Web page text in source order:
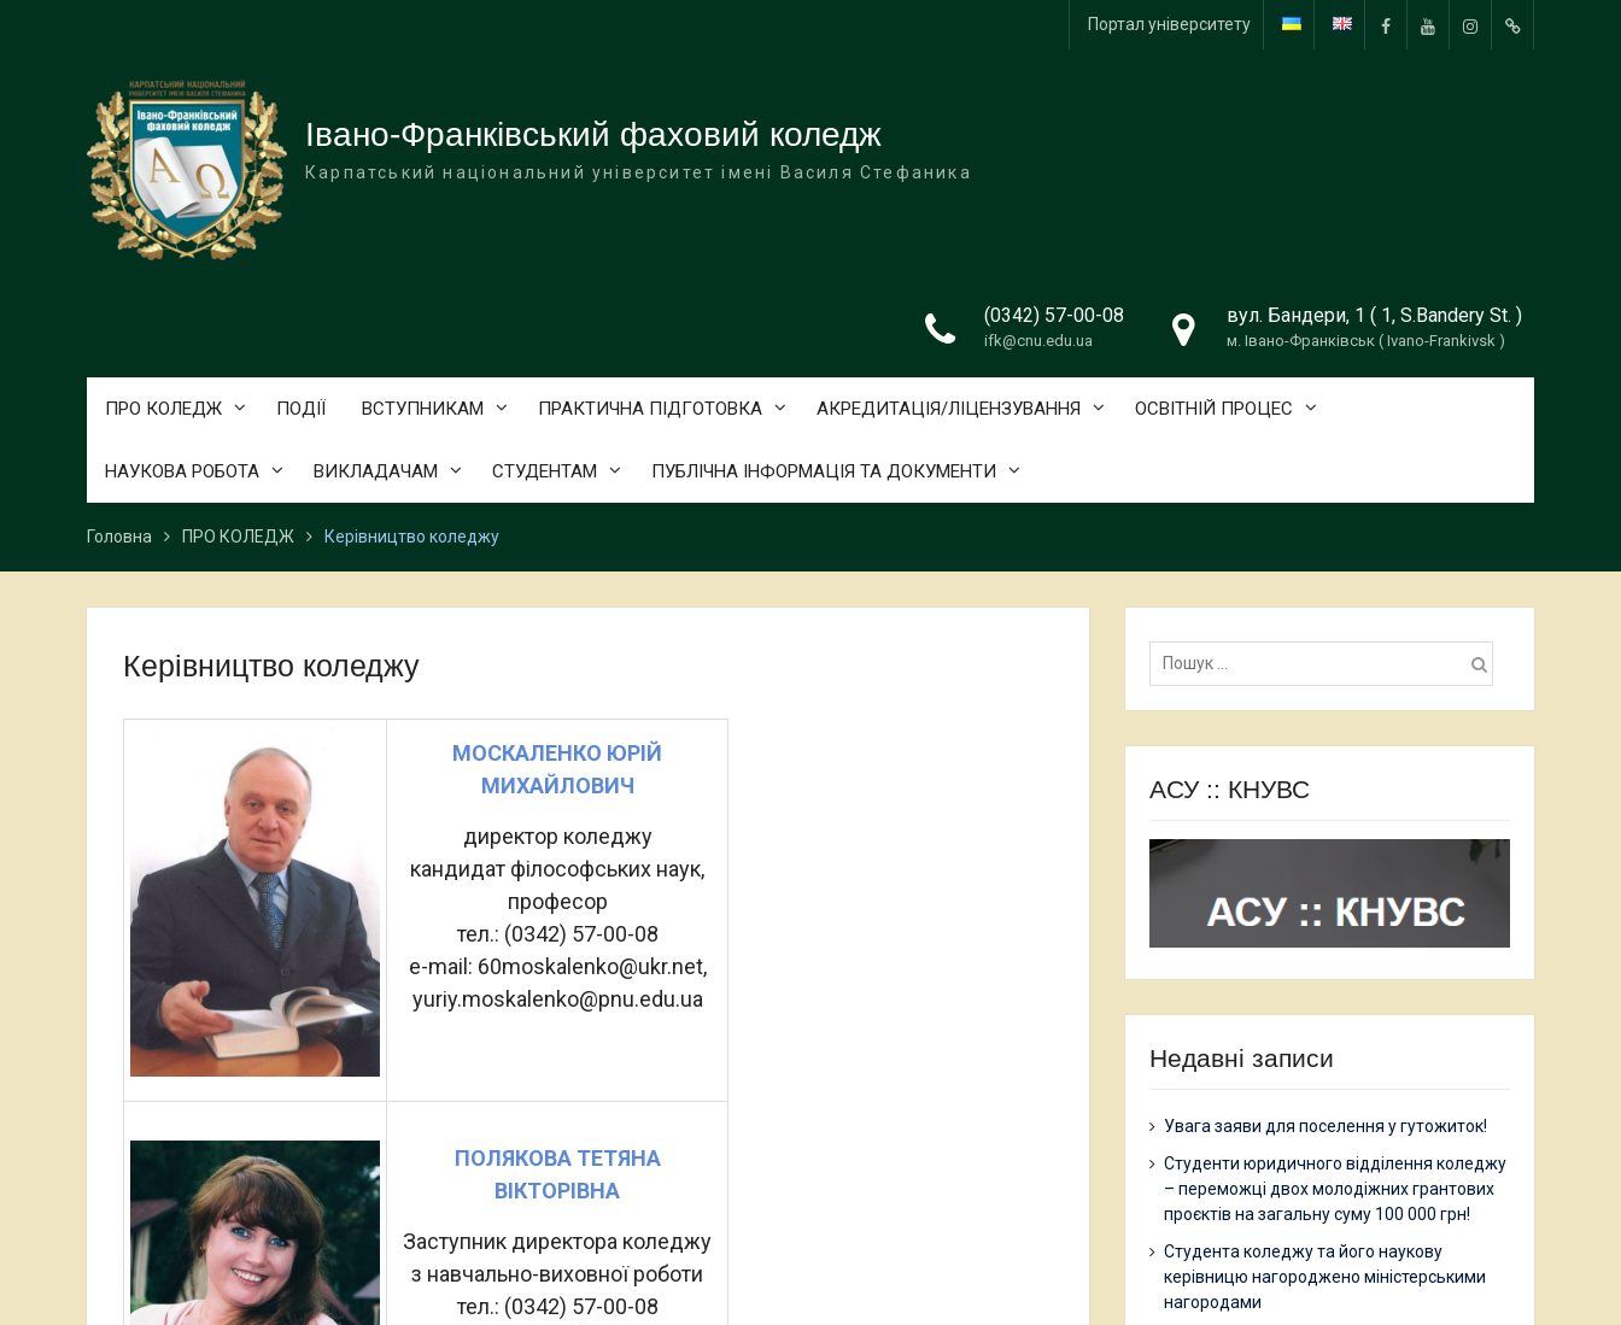
FacebookYouTubeInstagramTikTok
Портал університету
Івано-Франківський фаховий коледж
Карпатський національний університет імені Василя Стефаника
(0342) 57-00-08
ifk@cnu.edu.ua
вул. Бандери, 1 ( 1, S.Bandery St. )
м. Івано-Франківськ ( Ivano-Frankivsk )
ПРО КОЛЕДЖ ПОДІЇ ВСТУПНИКАМ ПРАКТИЧНА ПІДГОТОВКА АКРЕДИТАЦІЯ/ЛІЦЕНЗУВАННЯ ОСВІТНІЙ ПРОЦЕС
НАУКОВА РОБОТА ВИКЛАДАЧАМ СТУДЕНТАМ ПУБЛІЧНА ІНФОРМАЦІЯ ТА ДОКУМЕНТИ
Головна ПРО КОЛЕДЖ Керівництво коледжу
Керівництво коледжу
МОСКАЛЕНКО ЮРІЙ
МИХАЙЛОВИЧ
директор коледжу
кандидат філософських наук,
професор
тел.: (0342) 57-00-08
e-mail: 60moskalenko@ukr.net,
yuriy.moskalenko@pnu.edu.ua
ПОЛЯКОВА ТЕТЯНА
ВІКТОРІВНА
Заступник директора коледжу
з навчально-виховної роботи
тел.: (0342) 57-00-08
Пошук:
АСУ :: КНУВС
Недавні записи
Увага заяви для поселення у гутожиток!
Студенти юридичного відділення коледжу
– переможці двох молодіжних грантових
проєктів на загальну суму 100 000 грн!
Студента коледжу та його наукову
керівницю нагороджено міністерськими
нагородами